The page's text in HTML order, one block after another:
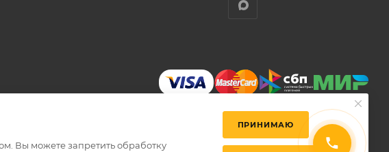
Вы можете запретить обработку
ПРИНИМАЮ